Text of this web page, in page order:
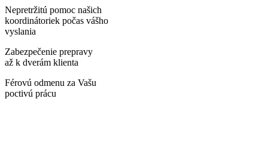
Nepretržitú pomoc našich
koordinátoriek počas vášho
vyslania
Zabezpečenie prepravy
až k dverám klienta
Férovú odmenu za Vašu
poctivú prácu